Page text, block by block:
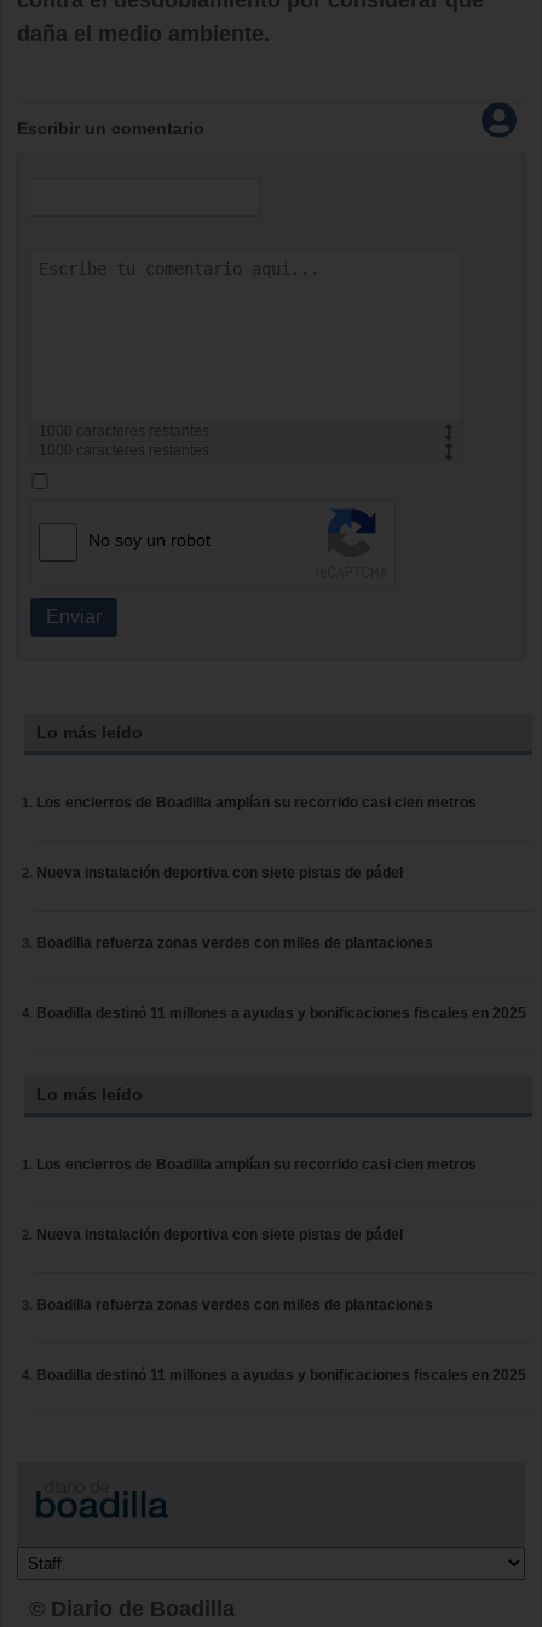
daña el medio ambiente.
Escribir un comentario
caracteres restantes
caracteres restantes
No soy un robot
Enviar
Lo más leído
Los encierros de Boadilla amplían su recorrido casi cien metros
Nueva instalación deportiva con siete pistas de pádel
Boadilla refuerza zonas verdes con miles de plantaciones
Boadilla destinó 11 millones a ayudas y bonificaciones fiscales en 2025
Lo más leído
Los encierros de Boadilla amplían su recorrido casi cien metros
Nueva instalación deportiva con siete pistas de pádel
Boadilla refuerza zonas verdes con miles de plantaciones
Boadilla destinó 11 millones a ayudas y bonificaciones fiscales en 2025
© Diario de Boadilla